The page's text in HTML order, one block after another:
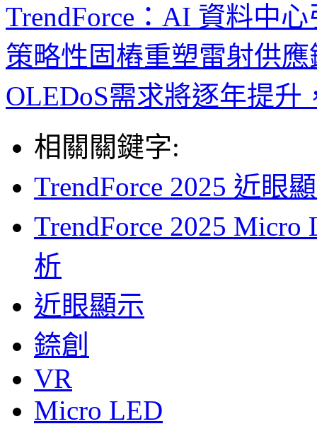
TrendForce：AI 資料中
策略性固樁重塑雷射供應
OLEDoS需求將逐年提升
相關關鍵字:
TrendForce 2025 近眼
TrendForce 2025
析
近眼顯示
錼創
VR
Micro LED